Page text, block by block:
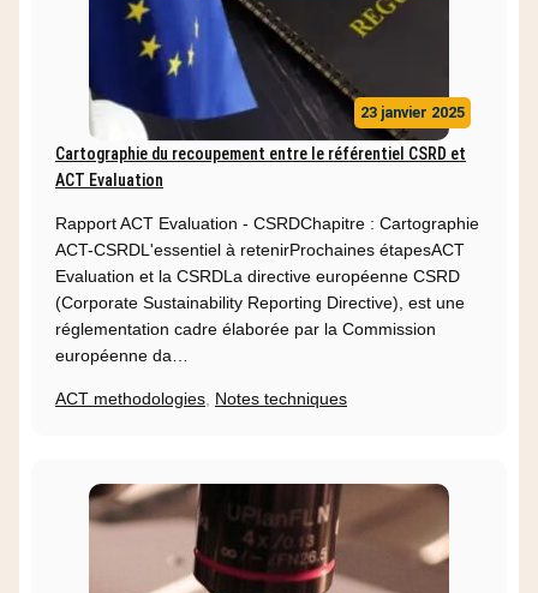
23 janvier 2025
Cartographie du recoupement entre le référentiel CSRD et
ACT Evaluation
Rapport ACT Evaluation - CSRDChapitre : Cartographie
ACT-CSRDL'essentiel à retenirProchaines étapesACT
Evaluation et la CSRDLa directive européenne CSRD
(Corporate Sustainability Reporting Directive), est une
réglementation cadre élaborée par la Commission
européenne da…
ACT methodologies Notes techniques